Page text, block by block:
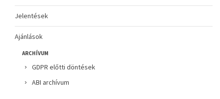
Jelentések
Ajánlások
ARCHÍVUM
GDPR előtti döntések
ABI archívum